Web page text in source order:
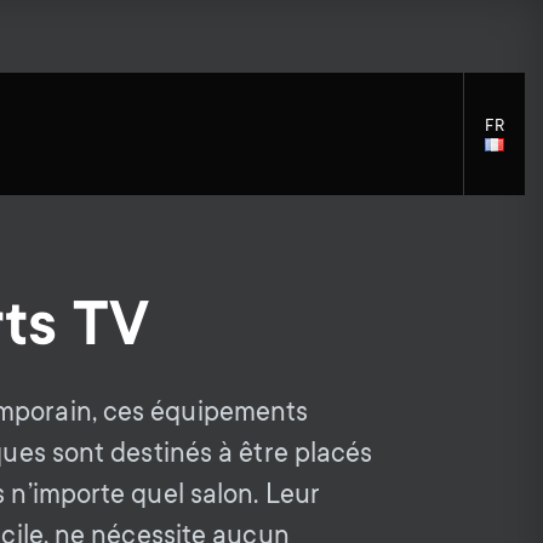
e
c
Solutions de nettoyage
Distributeurs de signaux
Accessoires pour le bras du
moniteur
e
c
Accessoires
FR
TV
ces équipements
sont destinés à être placés
quel salon. Leur